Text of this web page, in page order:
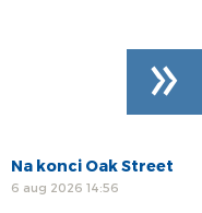
Na konci Oak Street
6 aug 2026 14:56
»